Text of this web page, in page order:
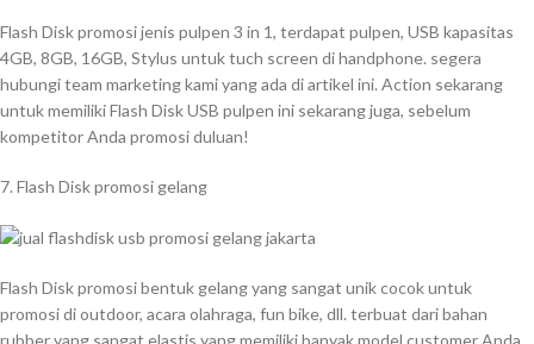
Flash Disk promosi jenis pulpen 3 in 1, terdapat pulpen, USB kapasitas
4GB, 8GB, 16GB, Stylus untuk tuch screen di handphone. segera
hubungi team marketing kami yang ada di artikel ini. Action sekarang
untuk memiliki Flash Disk USB pulpen ini sekarang juga, sebelum
kompetitor Anda promosi duluan!
7. Flash Disk promosi gelang
Flash Disk promosi bentuk gelang yang sangat unik cocok untuk
promosi di outdoor, acara olahraga, fun bike, dll. terbuat dari bahan
rubber yang sangat elastis yang memiliki banyak model customer Anda